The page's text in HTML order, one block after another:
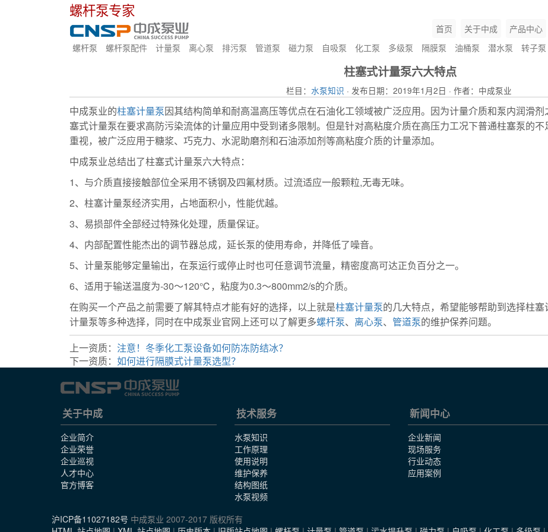
螺杆泵专家
首页 关于中成 产品中心
螺杆泵
螺杆泵配件 计量泵 离心泵 排污泵 管道泵 磁力泵 自吸泵 化工泵 多级泵 隔膜泵 油桶泵 潜水泵 转子泵
柱塞式计量泵六大特点
栏目： 水泵知识 · 发布日期：2019年1月2日 · 作者：中成泵业
中成泵业的柱塞计量泵因其结构简单和耐高温高压等优点在石油化工领域被广泛应用。因为计量介质和泵内润滑
塞式计量泵在要求高防污染流体的计量应用中受到诸多限制。但是针对高粘度介质在高压力工况下普通柱塞泵的
重视，被广泛应用于糖浆、巧克力、水泥助磨剂和石油添加剂等高粘度介质的计量添加。
中成泵业总结出了柱塞式计量泵六大特点：
1、与介质直接接触部位全采用不锈钢及四氟材质。过流适应一般颗粒,无毒无味。
2、柱塞计量泵经济实用，占地面积小，性能优越。
3、易损部件全部经过特殊化处理，质量保证。
4、内部配置性能杰出的调节器总成，延长泵的使用寿命，并降低了噪音。
5、计量泵能够定量输出，在泵运行或停止时也可任意调节流量，精密度高可达正负百分之一。
6、适用于输送温度为-30～120℃，粘度为0.3～800mm2/s的介质。
在购买一个产品之前需要了解其特点才能有好的选择，以上就是柱塞计量泵的几大特点，希望能够帮助到选择柱
计量泵等多种选择，同时在中成泵业官网上还可以了解更多螺杆泵、 离心泵、 管道泵的维护保养问题。
上一资质： 注意！冬季化工泵设备如何防冻防结冰？
下一资质： 如何进行隔膜式计量泵选型？
关于中成
企业简介
企业荣誉
企业巡视
人才中心
官方博客
技术服务
水泵知识
工作原理
使用说明
维护保养
结构图纸
水泵视频
新闻中心
企业新闻
现场服务
行业动态
应用案例
沪ICP备11027182号 中成泵业 2007-2017 版权所有